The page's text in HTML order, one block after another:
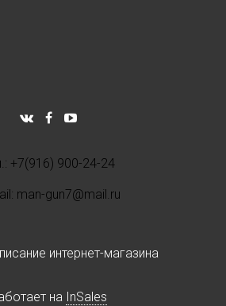
+7(916) 900-24-24
man-gun7@mail.ru
интернет-магазина
на InSales